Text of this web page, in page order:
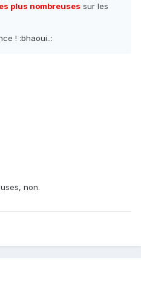
plus nombreuses sur les
! :bhaoui..:
non.